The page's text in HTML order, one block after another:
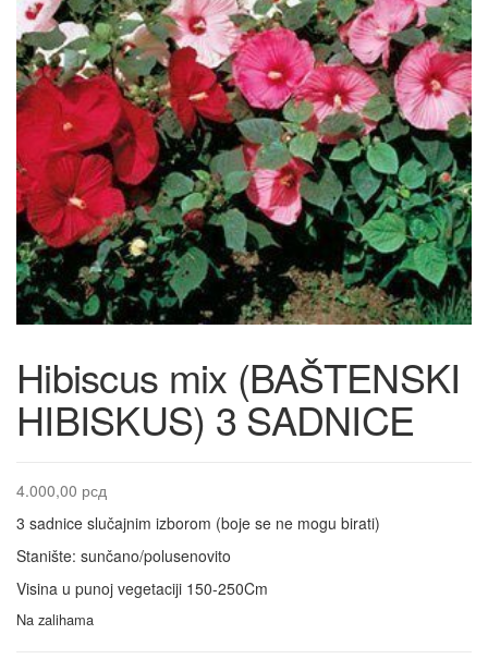
Hibiscus mix (BAŠTENSKI
HIBISKUS) 3 SADNICE
4.000,00 рсд
3 sadnice slučajnim izborom (boje se ne mogu birati)
Stanište: sunčano/polusenovito
Visina u punoj vegetaciji 150-250Cm
Na zalihama